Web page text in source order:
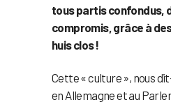
tous partis confondus,
compromis, grâce à
huis clos !
Cette « culture », nous
en Allemagne et au